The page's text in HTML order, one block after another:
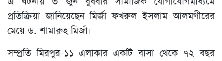
প্রতিক্রিয়া জানিয়েছেন মির্জা ফখরুল ইসলাম আলমগীরের
মেয়ে ড. শামারুহ মির্জা।
সম্প্রতি মিরপুর-১১ এলাকার একটি বাসা থেকে ৭২ বছর